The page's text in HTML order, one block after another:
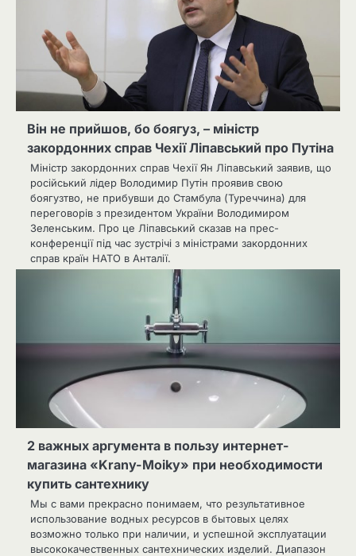
Він не прийшов, бо боягуз, – міністр
закордонних справ Чехії Ліпавський про Путіна
Міністр закордонних справ Чехії Ян Ліпавський заявив, що
російський лідер Володимир Путін проявив свою
боягузтво, не прибувши до Стамбула (Туреччина) для
переговорів з президентом України Володимиром
Зеленським. Про це Ліпавський сказав на прес-
конференції під час зустрічі з міністрами закордонних
справ країн НАТО в Анталії.
2 важных аргумента в пользу интернет-
магазина «Krany-Moiky» при необходимости
купить сантехнику
Мы с вами прекрасно понимаем, что результативное
использование водных ресурсов в бытовых целях
возможно только при наличии, и успешной эксплуатации
высококачественных сантехнических изделий. Диапазон